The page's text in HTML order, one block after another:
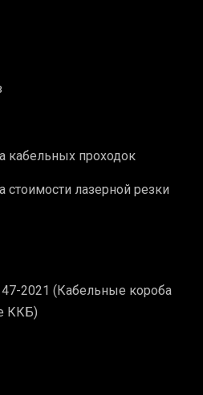
кабельных проходок
стоимости лазерной резки
2021 (Кабельные короба
ККБ)